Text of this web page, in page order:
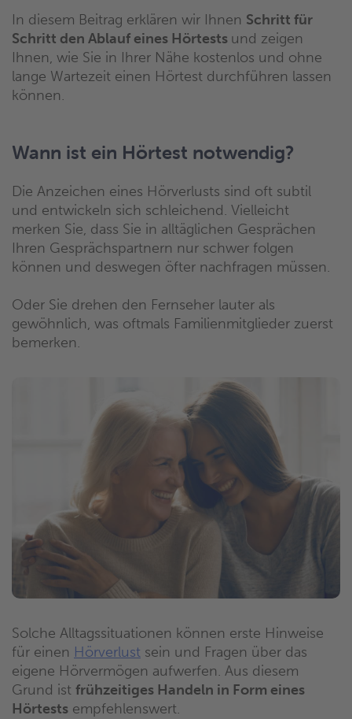
In diesem Beitrag erklären wir Ihnen Schritt für
Schritt den Ablauf eines Hörtests und zeigen
Ihnen, wie Sie in Ihrer Nähe kostenlos und ohne
lange Wartezeit einen Hörtest durchführen lassen
können.
Wann ist ein Hörtest notwendig?
Die Anzeichen eines Hörverlusts sind oft subtil
und entwickeln sich schleichend. Vielleicht
merken Sie, dass Sie in alltäglichen Gesprächen
Ihren Gesprächspartnern nur schwer folgen
können und deswegen öfter nachfragen müssen.
Oder Sie drehen den Fernseher lauter als
gewöhnlich, was oftmals Familienmitglieder zuerst
bemerken.
Solche Alltagssituationen können erste Hinweise
für einen Hörverlust sein und Fragen über das
eigene Hörvermögen aufwerfen. Aus diesem
Grund ist frühzeitiges Handeln in Form eines
Hörtests empfehlenswert.